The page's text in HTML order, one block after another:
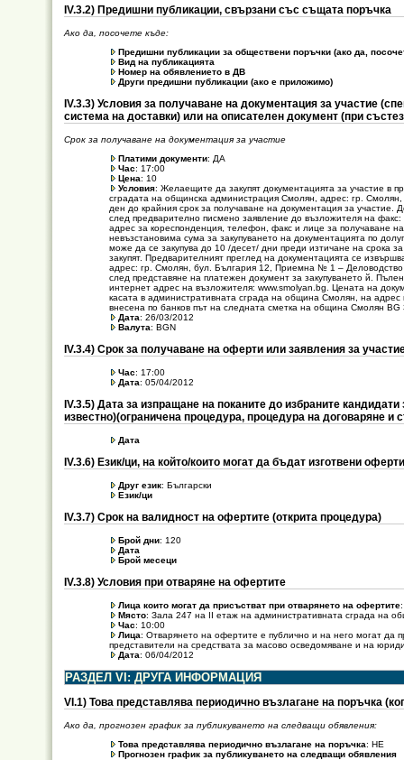
ІV.3.2) Предишни публикации, свързани със същата поръчка
Ако да, посочете къде:
Предишни публикации за обществени поръчки (ако да,
Вид на публикацията
Номер на обявлението в ДВ
Други предишни публикации (ако е приложимо)
ІV.3.3) Условия за получаване на документация за участие
система на доставки) или на описателен документ (при
Срок за получаване на документация за участие
Платими документи: ДА
Час: 17:00
Цена: 10
Условия: Желаещите да закупят документацията за участие в
сградата на общинска администрация Смолян, адрес: гр.
ден до крайния срок за получаване на документация за
след предварително писмено заявление до възложителя на
адрес за кореспонденция, телефон, факс и лице за получаване
невъзстановима сума за закупуването на документацията по
може да се закупува до 10 /десет/ дни преди изтичане на срока
закупят. Предварителният преглед на документацията се
адрес: гр. Смолян, бул. България 12, Приемна № 1 – Деловодство
след представяне на платежен документ за закупуването й.
интернет адрес на възложителя: www.smolyan.bg. Цената на
касата в административната сграда на община Смолян, на
внесена по банков път на следната сметка на община Смолян
Дата: 26/03/2012
Валута: BGN
ІV.3.4) Срок за получаване на оферти или заявления за
Час: 17:00
Дата: 05/04/2012
ІV.3.5) Дата за изпращане на поканите до избраните
известно)(ограничена процедура, процедура на договаряне и
Дата
ІV.3.6) Език/ци, на който/които могат да бъдат изготвени
Друг език: Български
Език/ци
ІV.3.7) Срок на валидност на офертите (открита процедура)
Брой дни: 120
Дата
Брой месеци
ІV.3.8) Условия при отваряне на офертите
Лица които могат да присъстват при отварянето на офертите
Място: Зала 247 на II етаж на административната сграда на
Час: 10:00
Лица: Отварянето на офертите е публично и на него могат да
представители на средствата за масово осведомяване и на
Дата: 06/04/2012
РАЗДЕЛ VI: ДРУГА ИНФОРМАЦИЯ
VІ.1) Това представлява периодично възлагане на поръчка
Ако да, прогнозен график за публикуването на следващи обявления:
Това представлява периодично възлагане на поръчка: НЕ
Прогнозен график за публикуването на следващи обявления